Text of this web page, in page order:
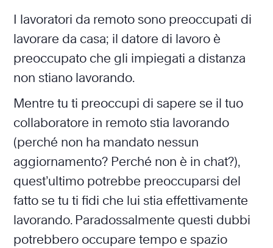
I lavoratori da remoto sono preoccupati di
lavorare da casa; il datore di lavoro è
preoccupato che gli impiegati a distanza
non stiano lavorando.
Mentre tu ti preoccupi di sapere se il tuo
collaboratore in remoto stia lavorando
(perché non ha mandato nessun
aggiornamento? Perché non è in chat?),
quest’ultimo potrebbe preoccuparsi del
fatto se tu ti fidi che lui stia effettivamente
lavorando. Paradossalmente questi dubbi
potrebbero occupare tempo e spazio